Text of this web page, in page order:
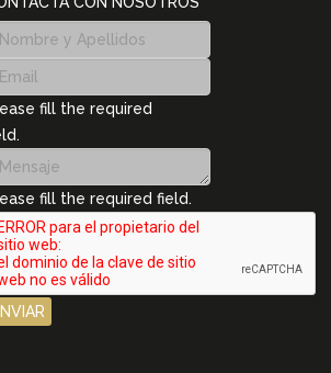
fill the required
fill the required field.